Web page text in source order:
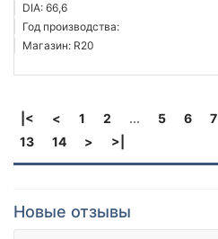
DIA: 66,6
Год производства:
Магазин: R20
|< < 1 2 ... 5 6 7
13
14 > >|
Новые отзывы